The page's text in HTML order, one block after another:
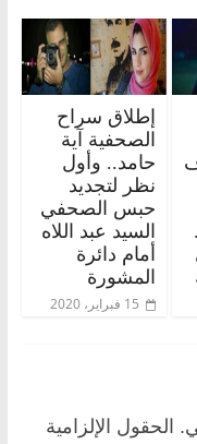
إطلاق سراح
الصحفية آية
حامد.. وأول
نظر لتجديد
حبس الصحفي
السيد عبد اللاه
أمام دائرة
المشورة
15 فبراير، 2020
الحقول الإلزامية